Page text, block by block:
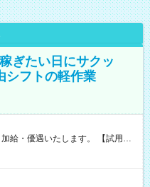
ぎたい日にサクッ
シフトの軽作業
優遇いたします。 【試用期